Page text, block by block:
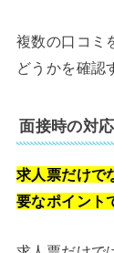
複数の口コミ
どうかを確認
面接時の対
求人票だけで
要なポイント